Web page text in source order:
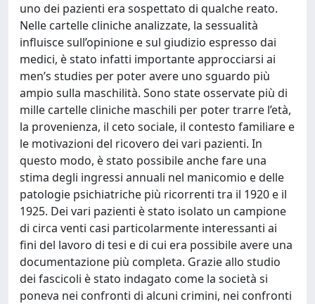
uno dei pazienti era sospettato di qualche reato.
Nelle cartelle cliniche analizzate, la sessualità
influisce sull’opinione e sul giudizio espresso dai
medici, è stato infatti importante approcciarsi ai
men’s studies per poter avere uno sguardo più
ampio sulla maschilità. Sono state osservate più di
mille cartelle cliniche maschili per poter trarre l’età,
la provenienza, il ceto sociale, il contesto familiare e
le motivazioni del ricovero dei vari pazienti. In
questo modo, è stato possibile anche fare una
stima degli ingressi annuali nel manicomio e delle
patologie psichiatriche più ricorrenti tra il 1920 e il
1925. Dei vari pazienti è stato isolato un campione
di circa venti casi particolarmente interessanti ai
fini del lavoro di tesi e di cui era possibile avere una
documentazione più completa. Grazie allo studio
dei fascicoli è stato indagato come la società si
poneva nei confronti di alcuni crimini, nei confronti